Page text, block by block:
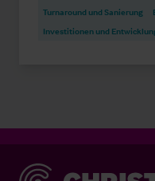
Turnaround und Sanierung
Investitionen und
Christie & Co